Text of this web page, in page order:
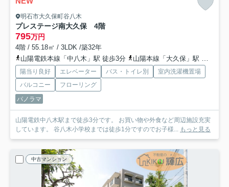
明石市大久保町谷八木
プレステージ南大久保 4階
795万円
4階 / 55.18㎡ / 3LDK /築32年
山陽電鉄本線「中八木」駅 徒歩3分
山陽本線「大久保」駅 徒歩24分
陽当り良好 エレベーター バス・トイレ別
室内洗濯機置場
バルコニー
フローリング
パノラマ
山陽電鉄中八木駅まで徒歩3分です。 お買い物や外食など周辺施設充実
しています。 谷八木小学校までは徒歩1分ですのでお子様...
もっと見る
中古マンション